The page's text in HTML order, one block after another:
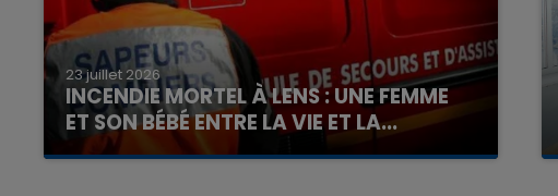
23 juillet 2026
INCENDIE MORTEL À LENS : UNE FEMME
ET SON BÉBÉ ENTRE LA VIE ET LA...
Un homme s'est immolé par le feu après avoir